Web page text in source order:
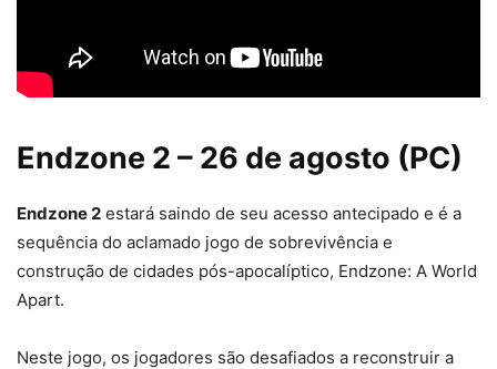
Endzone 2 – 26 de agosto (PC)
Endzone 2 estará saindo de seu acesso antecipado e é a
sequência do aclamado jogo de sobrevivência e
construção de cidades pós-apocalíptico, Endzone: A World
Apart.
Neste jogo, os jogadores são desafiados a reconstruir a